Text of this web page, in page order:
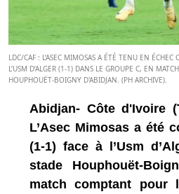
LDC/CAF : L’ASEC MIMOSAS A ÉTÉ TENU EN
L’USM D’ALGER (1-1) DANS LE GROUPE C, EN
HOUPHOUËT-BOIGNY D'ABIDJAN. (PH ARCHIVE).
Abidjan- Côte d'Ivoire
L’Asec Mimosas a été
(1-1) face à l’Usm
stade Houphouët-
match comptant pour